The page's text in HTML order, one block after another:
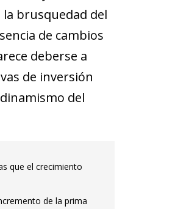
brusquedad del
de cambios
deberse a
de inversión
del
que el crecimiento
de la prima